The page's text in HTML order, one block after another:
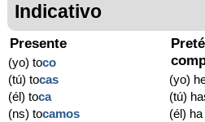
Indicativo
Presente
(yo) toco
(tú) tocas
(él) toca
(ns) tocamos
(yo)
(tú)
(él)